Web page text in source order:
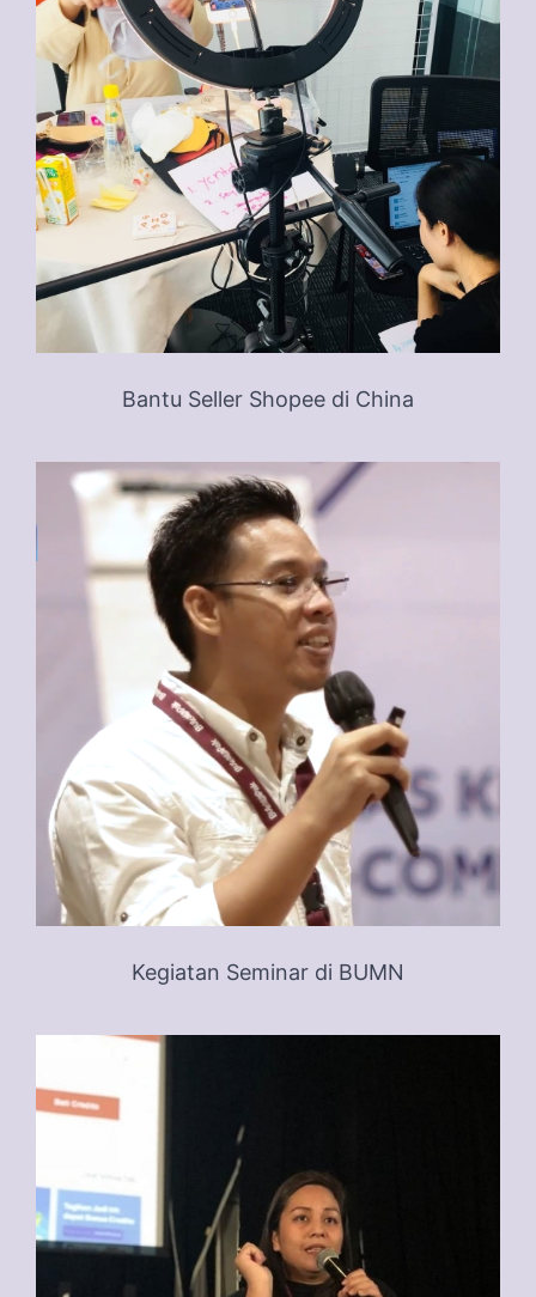
Bantu Seller Shopee di China
Kegiatan Seminar di BUMN